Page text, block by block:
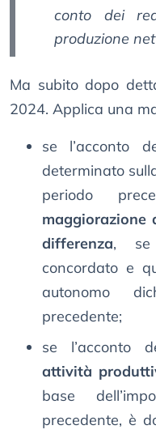
conto dei
produzione
Ma subito dopo
2024. Applica una
se l’acconto
determinato
periodo
maggiorazione
differenza, se
concordato e
autonomo
precedente;
se l’acconto
attività
base
precedente, è